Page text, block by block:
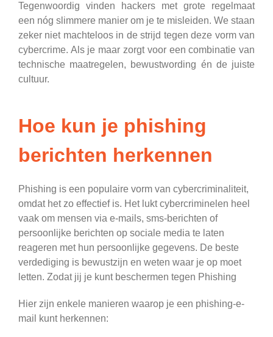
Tegenwoordig vinden hackers met grote regelmaat
een nóg slimmere manier om je te misleiden. We staan
zeker niet machteloos in de strijd tegen deze vorm van
cybercrime. Als je maar zorgt voor een combinatie van
technische maatregelen, bewustwording én de juiste
cultuur.
Hoe kun je phishing
berichten herkennen
Phishing is een populaire vorm van cybercriminaliteit,
omdat het zo effectief is. Het lukt cybercriminelen heel
vaak om mensen via e-mails, sms-berichten of
persoonlijke berichten op sociale media te laten
reageren met hun persoonlijke gegevens. De beste
verdediging is bewustzijn en weten waar je op moet
letten. Zodat jij je kunt beschermen tegen Phishing
Hier zijn enkele manieren waarop je een phishing-e-
mail kunt herkennen: